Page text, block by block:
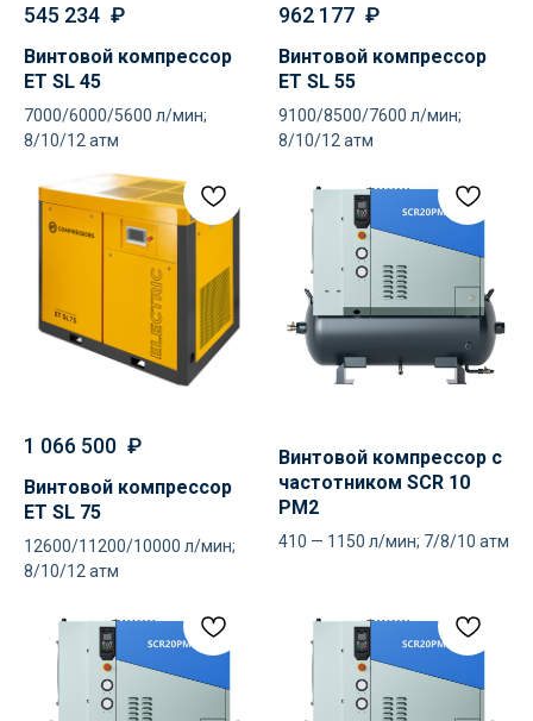
545 234 ₽
Винтовой компрессор
ET SL 45
7000/6000/5600 л/мин;
8/10/12 атм
962 177 ₽
Винтовой компрессор
ET SL 55
9100/8500/7600 л/мин;
8/10/12 атм
1 066 500 ₽
Винтовой компрессор
ET SL 75
12600/11200/10000 л/мин;
8/10/12 атм
Винтовой компрессор с
частотником SCR 10
PM2
410 — 1150 л/мин; 7/8/10 атм